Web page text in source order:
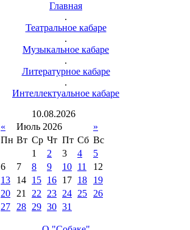
Главная
.
Театральное кабаре
.
Музыкальное кабаре
.
Литературное кабаре
.
Интеллектуальное кабаре
10.08.2026
«
Июль 2026
»
Пн Вт Ср Чт Пт Сб Вс
1
2 3 4
5
6
7 8 9 10 11
12
13
14 15 16 17 18
19
20
21 22 23 24 25
26
27
28 29 30 31